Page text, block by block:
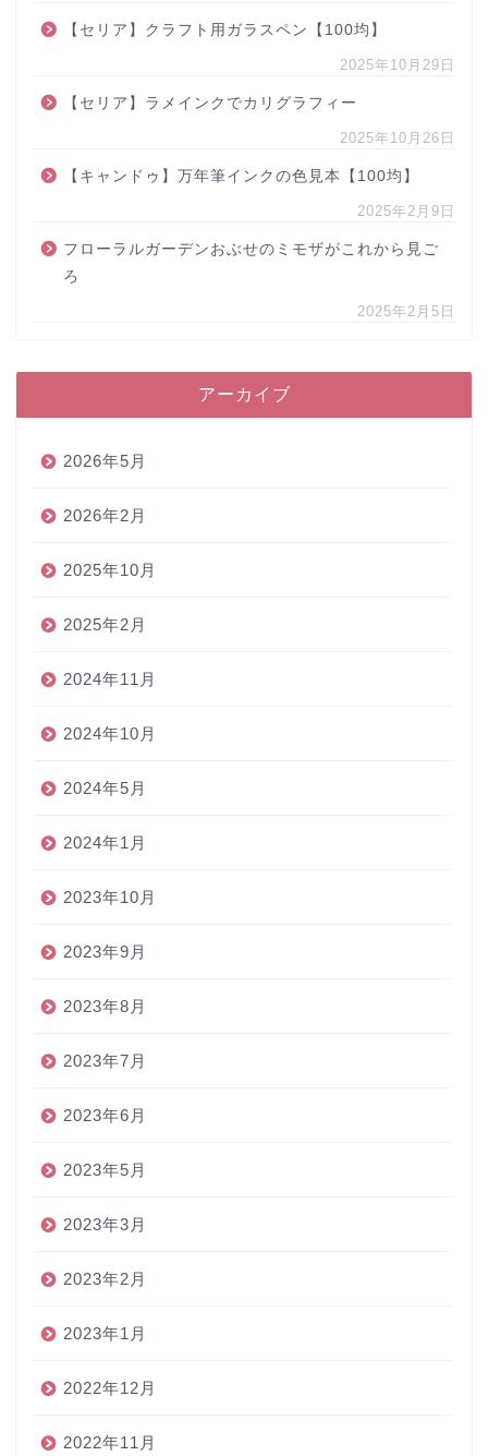
【セリア】クラフト用ガラスペン【100均】
2025年10月29日
【セリア】ラメインクでカリグラフィー
2025年10月26日
【キャンドゥ】万年筆インクの色見本【100均】
2025年2月9日
フローラルガーデンおぶせのミモザがこれから見ご
ろ
2025年2月5日
アーカイブ
2026年5月
2026年2月
2025年10月
2025年2月
2024年11月
2024年10月
2024年5月
2024年1月
2023年10月
2023年9月
2023年8月
2023年7月
2023年6月
2023年5月
2023年3月
2023年2月
2023年1月
2022年12月
2022年11月